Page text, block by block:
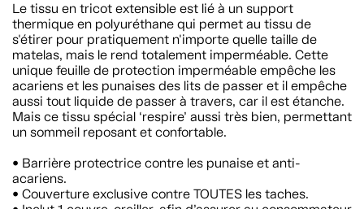
Le tissu en tricot extensible est lié à un support
thermique en polyuréthane qui permet au tissu de
s'étirer pour pratiquement n'importe quelle taille de
matelas, mais le rend totalement imperméable. Cette
unique feuille de protection imperméable empêche les
acariens et les punaises des lits de passer et il empêche
aussi tout liquide de passer à travers, car il est étanche.
Mais ce tissu spécial ‘respire’ aussi très bien, permettant
un sommeil reposant et confortable.
• Barrière protectrice contre les punaise et anti-
acariens.
• Couverture exclusive contre TOUTES les taches.